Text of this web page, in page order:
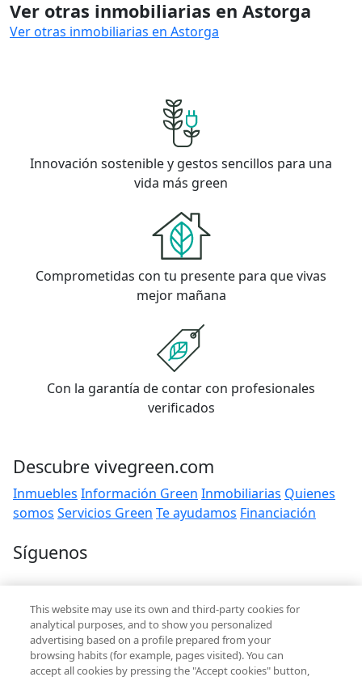
Ver otras inmobiliarias en Astorga
Ver otras inmobiliarias en Astorga
Innovación sostenible y gestos sencillos para una
vida más green
Comprometidas con tu presente para que vivas
mejor mañana
Con la garantía de contar con profesionales
verificados
Descubre vivegreen.com
Inmuebles Información Green Inmobiliarias Quienes
somos Servicios Green Te ayudamos Financiación
Síguenos
Contacto
hola@vivegreen.com
This website may use its own and third-party cookies for
analytical purposes, and to show you personalized
advertising based on a profile prepared from your
browsing habits (for example, pages visited). You can
accept all cookies by pressing the "Accept cookies" button,